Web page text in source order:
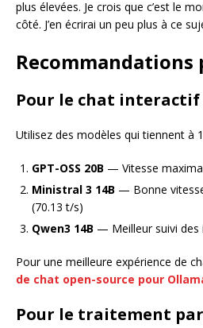
plus élevées. Je crois que c’est le
côté. J’en écrirai un peu plus à ce
Recommandations
Pour le chat interactif
Utilisez des modèles qui tiennent à
GPT-OSS 20B — Vitesse
Ministral 3 14B — Bonne
(70.13 t/s)
Qwen3 14B — Meilleur suivi des
Pour une meilleure expérience de
de chat open-source pour
Pour le traitement